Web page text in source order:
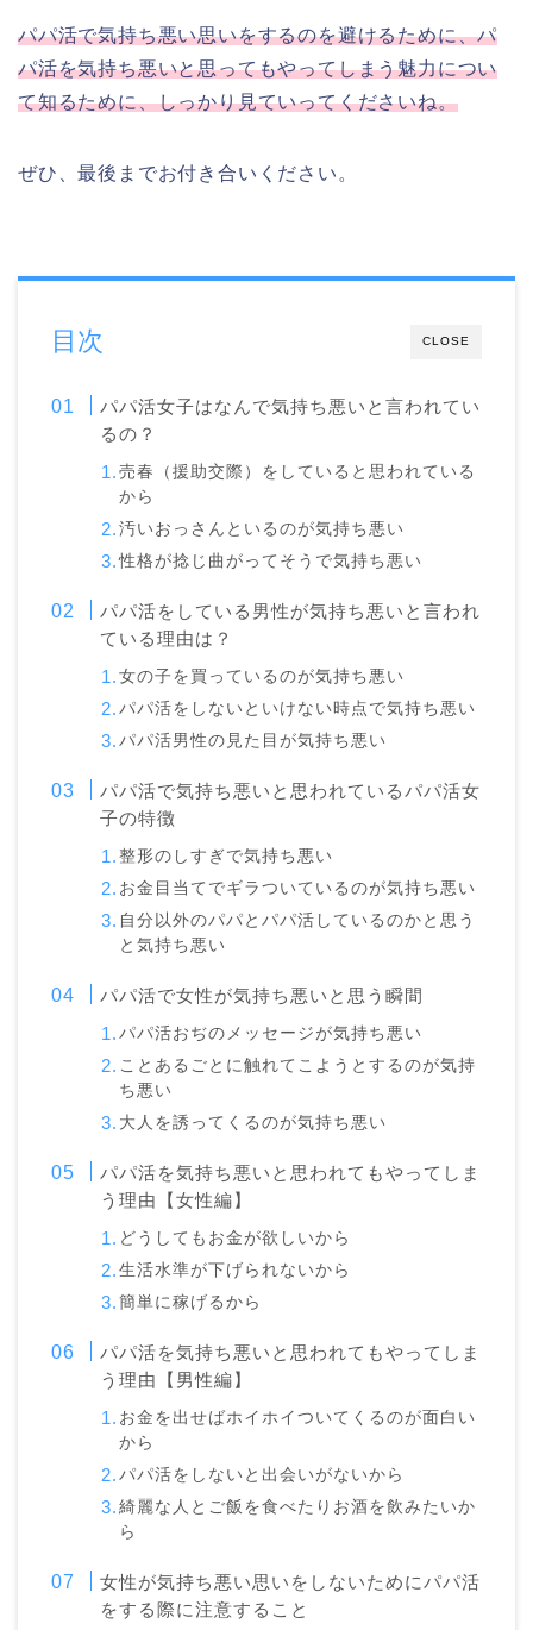
パパ活で気持ち悪い思いをするのを避けるために、パ
パ活を気持ち悪いと思ってもやってしまう魅力につい
て知るために、しっかり見ていってくださいね。
ぜひ、最後までお付き合いください。
CLOSE
目次
パパ活女子はなんで気持ち悪いと言われてい
るの？
売春（援助交際）をしていると思われている
から
汚いおっさんといるのが気持ち悪い
性格が捻じ曲がってそうで気持ち悪い
パパ活をしている男性が気持ち悪いと言われ
ている理由は？
女の子を買っているのが気持ち悪い
パパ活をしないといけない時点で気持ち悪い
パパ活男性の見た目が気持ち悪い
パパ活で気持ち悪いと思われているパパ活女
子の特徴
整形のしすぎで気持ち悪い
お金目当てでギラついているのが気持ち悪い
自分以外のパパとパパ活しているのかと思う
と気持ち悪い
パパ活で女性が気持ち悪いと思う瞬間
パパ活おぢのメッセージが気持ち悪い
ことあるごとに触れてこようとするのが気持
ち悪い
大人を誘ってくるのが気持ち悪い
パパ活を気持ち悪いと思われてもやってしま
う理由【女性編】
どうしてもお金が欲しいから
生活水準が下げられないから
簡単に稼げるから
パパ活を気持ち悪いと思われてもやってしま
う理由【男性編】
お金を出せばホイホイついてくるのが面白い
から
パパ活をしないと出会いがないから
綺麗な人とご飯を食べたりお酒を飲みたいか
ら
女性が気持ち悪い思いをしないためにパパ活
をする際に注意すること